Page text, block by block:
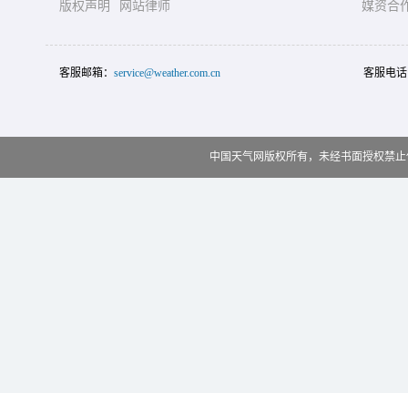
版权声明
网站律师
媒资合
客服邮箱： service@weather.com.cn 客服电
中国天气网版权所有，未经书面授权